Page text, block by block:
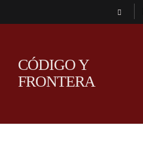
CÓDIGO Y
FRONTERA